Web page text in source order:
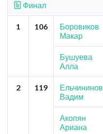
Финал
1 106
Боровиков
Макар
Бушуева
Алла
2 119
Ельчининов
Вадим
Акопян
Ариана